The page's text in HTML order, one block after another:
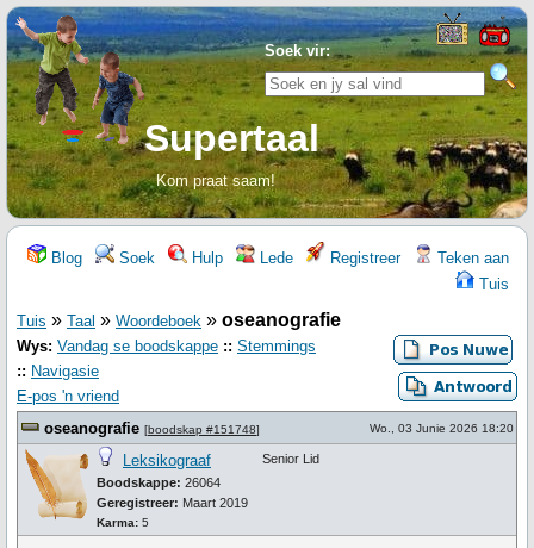
Soek vir:
Supertaal
Kom praat saam!
Blog Soek Hulp Lede Registreer
Teken aan
Tuis
Tuis » Taal » Woordeboek » oseanografie
Wys: Vandag se boodskappe :: Stemmings
:: Navigasie
E-pos 'n vriend
oseanografie [boodskap #151748] Wo., 03 Junie 2026 18:20
Leksikograaf
Boodskappe: 26064
Geregistreer: Maart 2019
Karma: 5
Senior Lid